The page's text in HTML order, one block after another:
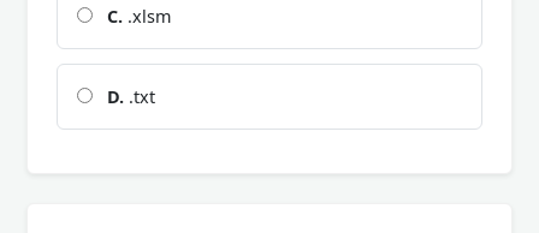
C. .xlsm
D. .txt